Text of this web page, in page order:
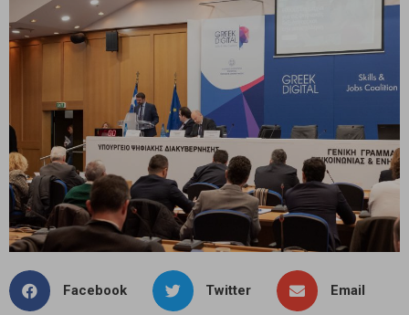
Facebook Twitter Email